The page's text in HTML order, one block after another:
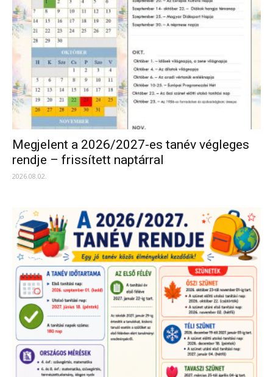
Megjelent a 2026/2027-es tanév végleges
rendje – frissített naptárral
2026.08.02.